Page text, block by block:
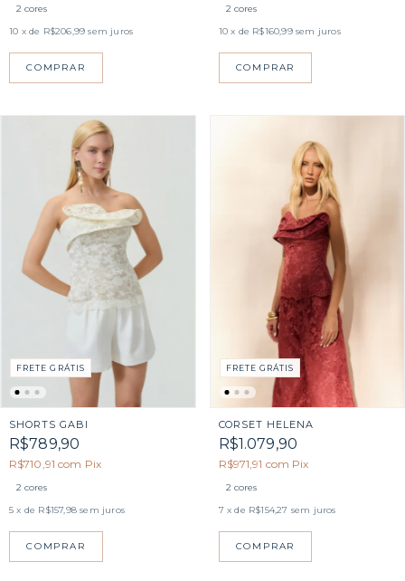
2 cores
10 x de R$206,99 sem juros
COMPRAR
2 cores
10 x de R$160,99 sem juros
COMPRAR
FRETE GRÁTIS
SHORTS GABI
R$789,90
R$710,91com Pix
2 cores
5 x de R$157,98 sem juros
COMPRAR
FRETE GRÁTIS
CORSET HELENA
R$1.079,90
R$971,91 com Pix
2 cores
7 x de R$154,27 sem juros
COMPRAR